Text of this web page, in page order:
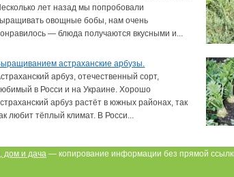
лет назад мы попробовали
овощные бобы, нам очень
— блюда получаются вкусными и...
астраханские арбузы.
арбуз, отечественный сорт,
в Росси и на Украине. Хорошо
арбуз растёт в южных районах, так
любит тёплый климат. В Росси...
дом и дача — копирование информации без прямой